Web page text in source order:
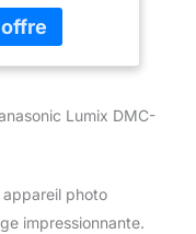
Poids du
pounds
de l'article:
Lumix DMC-
appareil photo
impressionnante.